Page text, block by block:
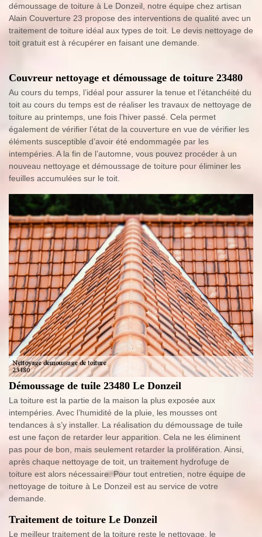
démoussage de toiture à Le Donzeil, notre équipe chez artisan
Alain Couverture 23 propose des interventions de qualité avec un
traitement de toiture idéal aux types de toit. Le devis nettoyage de
toit gratuit est à récupérer en faisant une demande.
Couvreur nettoyage et démoussage de toiture 23480
Au cours du temps, l’idéal pour assurer la tenue et l’étanchéité du
toit au cours du temps est de réaliser les travaux de nettoyage de
toiture au printemps, une fois l’hiver passé. Cela permet
également de vérifier l’état de la couverture en vue de vérifier les
éléments susceptible d’avoir été endommagée par les
intempéries. A la fin de l’automne, vous pouvez procéder à un
nouveau nettoyage et démoussage de toiture pour éliminer les
feuilles accumulées sur le toit.
Démoussage de tuile 23480 Le Donzeil
La toiture est la partie de la maison la plus exposée aux
intempéries. Avec l’humidité de la pluie, les mousses ont
tendances à s’y installer. La réalisation du démoussage de tuile
est une façon de retarder leur apparition. Cela ne les éliminent
pas pour de bon, mais seulement retarder la prolifération. Ainsi,
après chaque nettoyage de toit, un traitement hydrofuge de
toiture est alors nécessaire. Pour tout entretien, notre équipe de
nettoyage de toiture à Le Donzeil est au service de votre
demande.
Traitement de toiture Le Donzeil
Le meilleur traitement de la toiture reste le nettoyage, le